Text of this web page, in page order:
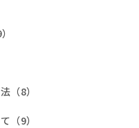
（8）
（9）